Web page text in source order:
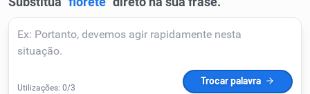
Corrigir Texto